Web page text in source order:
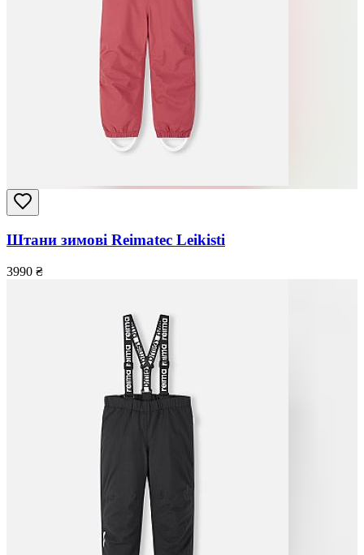
Штани зимові Reimatec Leikisti
3990 ₴